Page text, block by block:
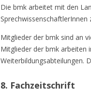
Die bmk arbeitet mit den
SprechwissenschaftlerInnen
Mitglieder der bmk sind an
Mitglieder der bmk arbeiten
Weiterbildungsabteilungen.
8. Fachzeitschrift